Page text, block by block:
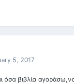
5, 2017
όσα βιβλία